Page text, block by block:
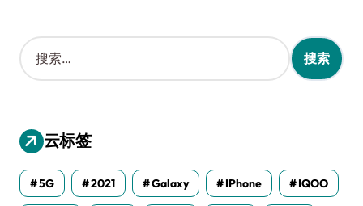
搜
索
：
云标签
5G 2021 Galaxy IPhone IQOO